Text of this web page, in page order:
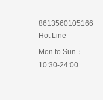
8613560105166
Hot Line
Mon to Sun：
10:30-24:00